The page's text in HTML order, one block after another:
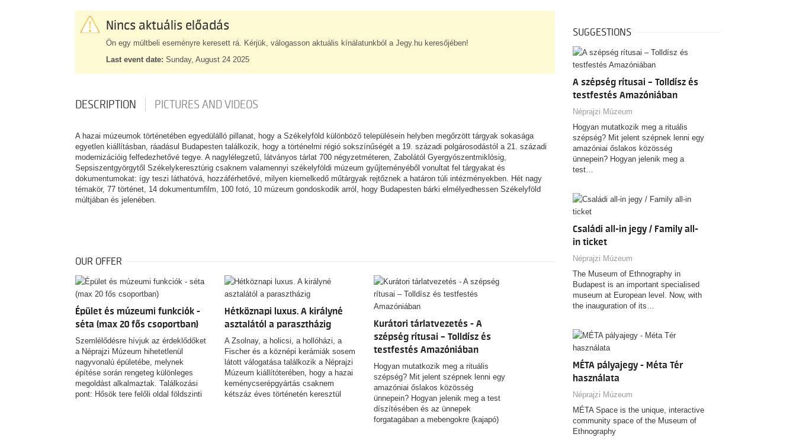
Nincs aktuális előadás
Ön egy múltbeli eseményre keresett rá. Kérjük, válogasson aktuális kínálatunkból a Jegy.hu keresőjében!
Last event date: Sunday, August 24 2025
DESCRIPTION PICTURES AND VIDEOS
A hazai múzeumok történetében egyedülálló pillanat, hogy a Székelyföld különböző településein helyben megőrzött tárgyak sokasága
egyetlen kiállításban, ráadásul Budapesten találkozik, hogy a történelmi régió sokszínűségét a 19. századi polgárosodástól a 21. századi
modernizációig felfedezhetővé tegye. A nagylélegzetű, látványos tárlat 700 négyzetméteren, Zabolától Gyergyószentmiklósig,
Sepsiszentgyörgytől Székelykeresztúrig csaknem valamennyi székelyföldi múzeum gyűjteményéből vonultat fel tárgyakat és
dokumentumokat: így teszi láthatóvá, hozzáférhetővé, milyen kiemelkedő műtárgyak rejtőznek a határon túli intézményekben. Hét nagy
témakör, 77 történet, 14 dokumentumfilm, 100 fotó, 10 múzeum gondoskodik arról, hogy Budapesten bárki elmélyedhessen Székelyföld
múltjában és jelenében.
OUR OFFER
Épület és múzeumi funkciók -
séta (max 20 fős csoportban)
Szemlélődésre hívjuk az érdeklődőket
a Néprajzi Múzeum hihetetlenül
nagyvonalú épületébe, melynek
építése során rengeteg különleges
megoldást alkalmaztak. Találkozási
pont: Hősök tere felőli oldal földszinti
Hétköznapi luxus. A királyné
asztalától a parasztházig
A Zsolnay, a holicsi, a hollóházi, a
Fischer és a köznépi kerámiák sosem
látott válogatása találkozik a Néprajzi
Múzeum kiállítóterében, hogy a hazai
keménycserépgyártás csaknem
kétszáz éves történetén keresztül
Kurátori tárlatvezetés - A
szépség rítusai – Tolldísz és
testfestés Amazóniában
Hogyan mutatkozik meg a rituális
szépség? Mit jelent szépnek lenni egy
amazóniai őslakos közösség
ünnepein? Hogyan jelenik meg a test
díszítésében és az ünnepek
forgatagában a mebengokre (kajapó)
SUGGESTIONS
A szépség rítusai – Tolldísz és
testfestés Amazóniában
Néprajzi Múzeum
Hogyan mutatkozik meg a rituális
szépség? Mit jelent szépnek lenni egy
amazóniai őslakos közösség
ünnepein? Hogyan jelenik meg a
test…
Családi all-in jegy / Family all-
in ticket
Néprajzi Múzeum
The Museum of Ethnography in
Budapest is an important specialised
museum at European level. Now, with
the inauguration of its…
MÉTA pályajegy - Méta Tér
használata
Néprajzi Múzeum
MÉTA Space is the unique, interactive
community space of the Museum of
Ethnography